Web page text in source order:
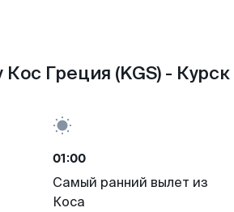
Греция (KGS) - Курск
01:00
Самый ранний вылет из
Коса